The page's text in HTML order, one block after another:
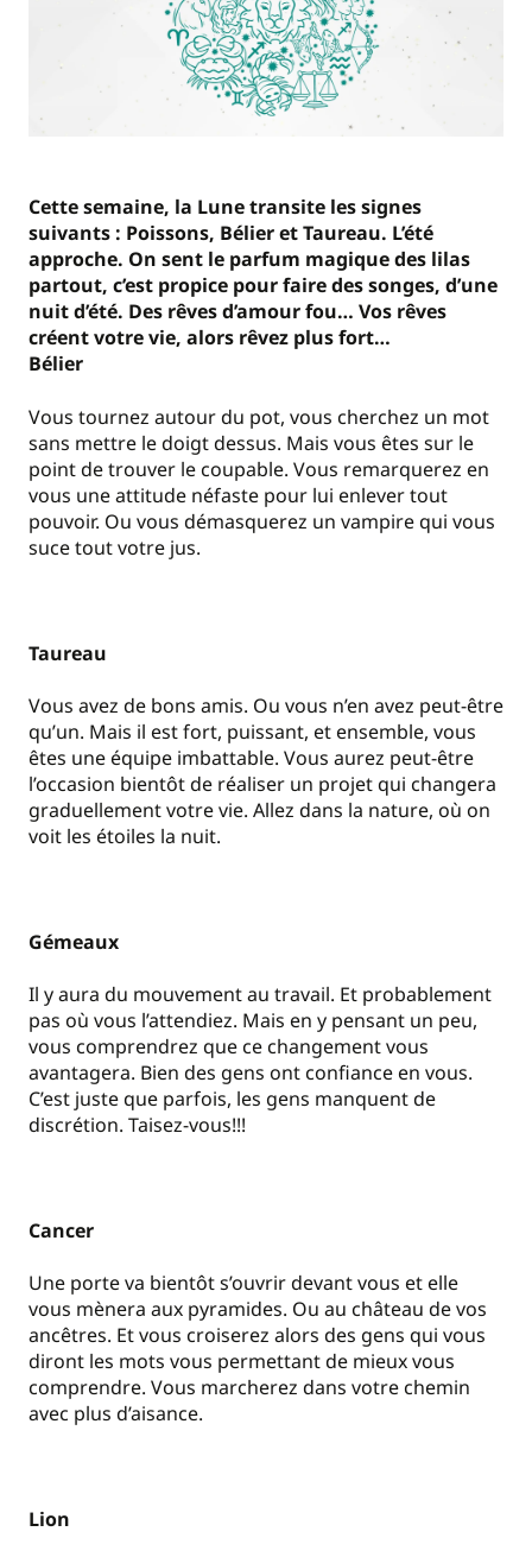
Cette semaine, la Lune transite les signes
suivants : Poissons, Bélier et Taureau. L’été
approche. On sent le parfum magique des lilas
partout, c’est propice pour faire des songes, d’une
nuit d’été. Des rêves d’amour fou… Vos rêves
créent votre vie, alors rêvez plus fort…
Bélier
Vous tournez autour du pot, vous cherchez un mot
sans mettre le doigt dessus. Mais vous êtes sur le
point de trouver le coupable. Vous remarquerez en
vous une attitude néfaste pour lui enlever tout
pouvoir. Ou vous démasquerez un vampire qui vous
suce tout votre jus.
Taureau
Vous avez de bons amis. Ou vous n’en avez peut-être
qu’un. Mais il est fort, puissant, et ensemble, vous
êtes une équipe imbattable. Vous aurez peut-être
l’occasion bientôt de réaliser un projet qui changera
graduellement votre vie. Allez dans la nature, où on
voit les étoiles la nuit.
Gémeaux
Il y aura du mouvement au travail. Et probablement
pas où vous l’attendiez. Mais en y pensant un peu,
vous comprendrez que ce changement vous
avantagera. Bien des gens ont confiance en vous.
C’est juste que parfois, les gens manquent de
discrétion. Taisez-vous!!!
Cancer
Une porte va bientôt s’ouvrir devant vous et elle
vous mènera aux pyramides. Ou au château de vos
ancêtres. Et vous croiserez alors des gens qui vous
diront les mots vous permettant de mieux vous
comprendre. Vous marcherez dans votre chemin
avec plus d’aisance.
Lion